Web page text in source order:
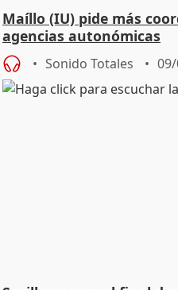
Maíllo (IU) pide más
agencias autonómicas
Sonido Totales